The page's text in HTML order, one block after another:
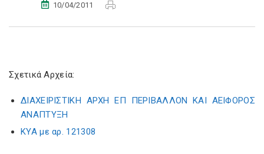
10/04/2011
Σχετικά Αρχεία:
ΔΙΑΧΕΙΡΙΣΤΙΚΗ ΑΡΧΗ ΕΠ ΠΕΡΙΒΑΛΛΟΝ ΚΑΙ ΑΕΙΦΟΡΟΣ
ΑΝΑΠΤΥΞΗ
ΚΥΑ με αρ. 121308